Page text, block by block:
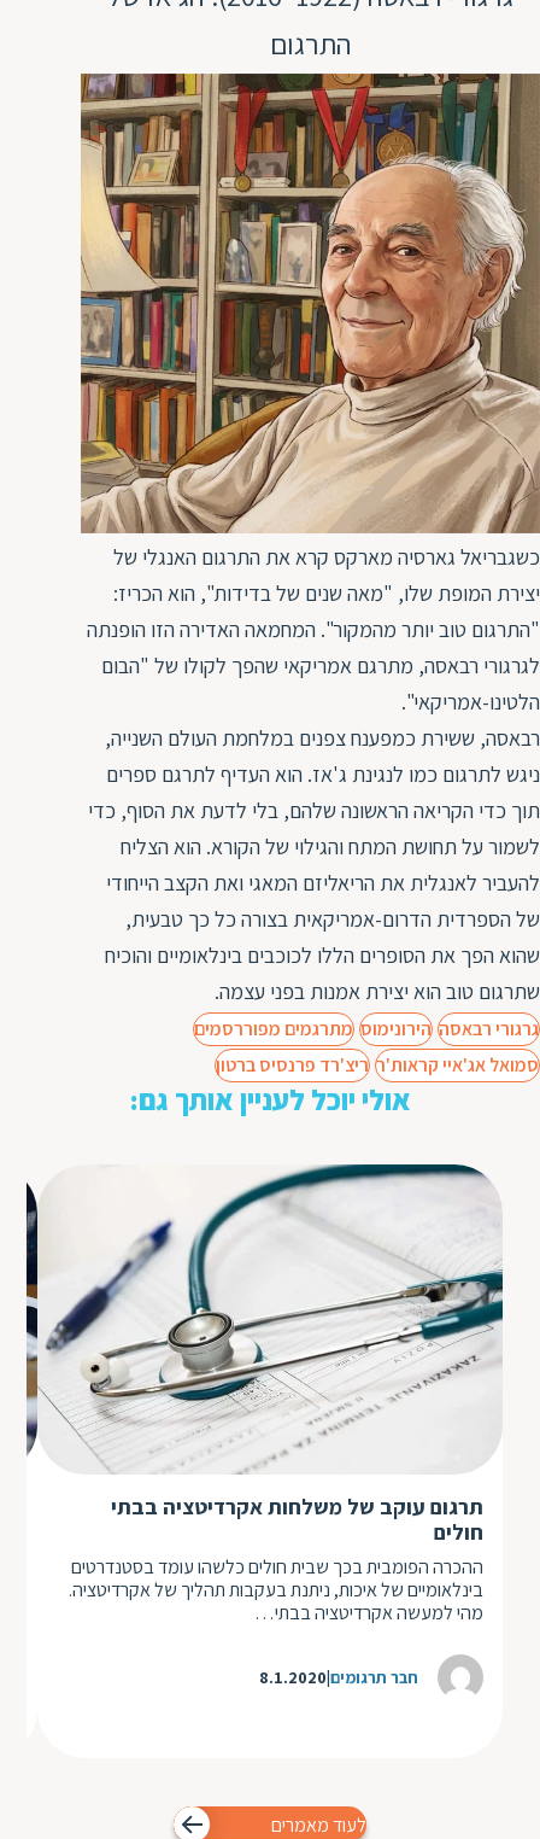
התרגום
כשגבריאל גארסיה מארקס קרא את התרגום האנגלי של
יצירת המופת שלו, "מאה שנים של בדידות", הוא הכריז:
"התרגום טוב יותר מהמקור". המחמאה האדירה הזו הופנתה
לגרגורי רבאסה, מתרגם אמריקאי שהפך לקולו של "הבום
הלטינו-אמריקאי".
רבאסה, ששירת כמפענח צפנים במלחמת העולם השנייה,
ניגש לתרגום כמו לנגינת ג'אז. הוא העדיף לתרגם ספרים
תוך כדי הקריאה הראשונה שלהם, בלי לדעת את הסוף, כדי
לשמור על תחושת המתח והגילוי של הקורא. הוא הצליח
להעביר לאנגלית את הריאליזם המאגי ואת הקצב הייחודי
של הספרדית הדרום-אמריקאית בצורה כל כך טבעית,
שהוא הפך את הסופרים הללו לכוכבים בינלאומיים והוכיח
שתרגום טוב הוא יצירת אמנות בפני עצמה.
גרגורי רבאסה הירונימוס מתרגמים מפוררסמים
סמואל אג'איי קראות'ר ריצ'רד פרנסיס ברטון
אולי יוכל לעניין אותך גם:
תרגום עוקב של משלחות אקרדיטציה בבתי
חולים
ההכרה הפומבית בכך שבית חולים כלשהו עומד בסטנדרטים
בינלאומיים של איכות, ניתנת בעקבות תהליך של אקרדיטציה.
מהי למעשה אקרדיטציה בבתי…
חבר תרגומים 8.1.2020
לעוד מאמרים